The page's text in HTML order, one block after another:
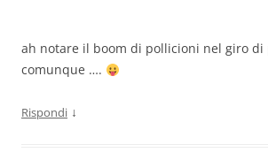
ah notare il boom di pollicioni nel giro di
comunque ….
Rispondi ↓